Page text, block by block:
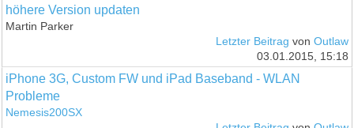
höhere Version updaten
Martin Parker
Letzter Beitrag von Outlaw
03.01.2015, 15:18
iPhone 3G, Custom FW und iPad Baseband - WLAN
Probleme
Nemesis200SX